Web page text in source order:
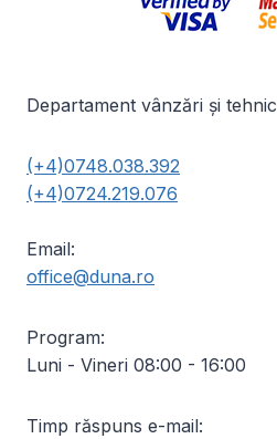
Departament vânzări și tehnic
(+4)0748.038.392
(+4)0724.219.076
Email:
office@duna.ro
Program:
Luni - Vineri 08:00 - 16:00
Timp răspuns e-mail: